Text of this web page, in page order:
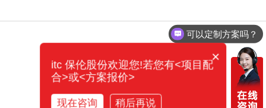
可以定制方案吗？
×
itc 保伦股份欢迎您!若您有<项目配
合>或<方案报价>
现在咨询 稍后再说